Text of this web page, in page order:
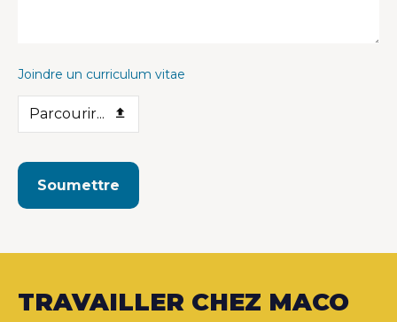
Joindre un curriculum vitae
Parcourir...
Soumettre
be
left
TRAVAILLER CHEZ MACO